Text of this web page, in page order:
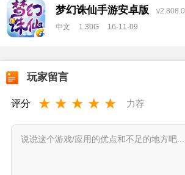
梦幻诛仙手游安卓版
v2.808.0
中文
1.30G 16-11-09
玩家留言
评分 ★ ★ ★ ★ ★ 力荐